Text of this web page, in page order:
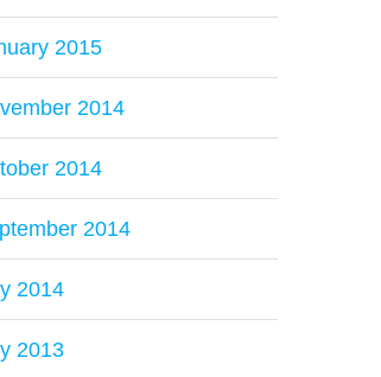
2015
2014
2014
2014
2014
2013